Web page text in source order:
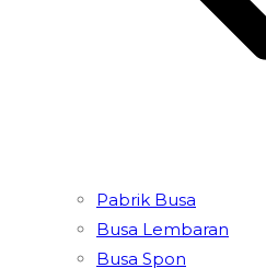
Pabrik Busa
Busa Lembaran
Busa Spon